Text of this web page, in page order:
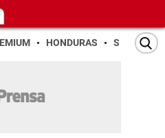
HONDURAS SAN PEDRO